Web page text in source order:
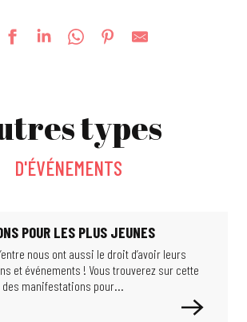
Jardin 2026
du Professeur Proton
& climat : comment habiter notre monde ?
d'hier à aujourd'hui
disparus
Control
types
D'ÉVÉNEMENTS
POUR LES PLUS JEUNES
nous ont aussi le droit d’avoir leurs
et événements ! Vous trouverez sur cette
des manifestations pour...